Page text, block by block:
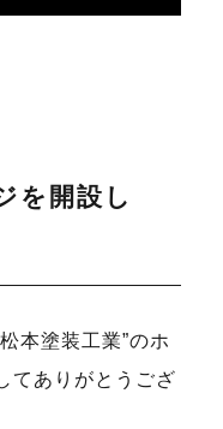
を開設し
本塗装工業”のホ
てありがとうござ